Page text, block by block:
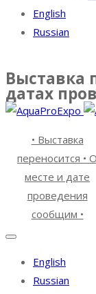
English
Russian
Выставка
датах
• Выставка
переносится • О
месте и дате
проведения
сообщим •
English
Russian